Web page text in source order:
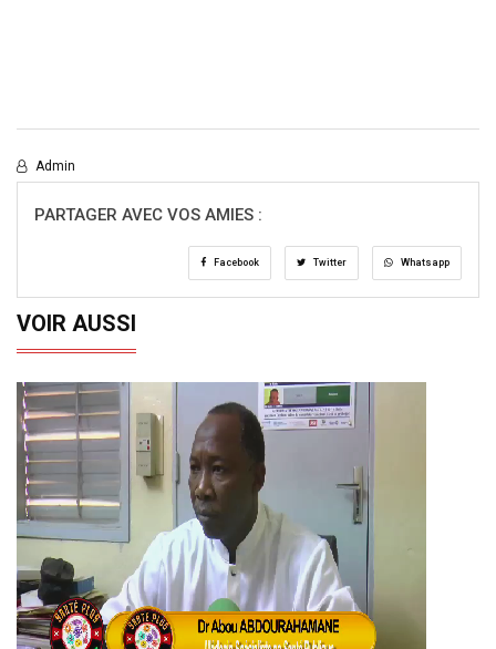
Admin
PARTAGER AVEC VOS AMIES :
Facebook Twitter Whatsapp
VOIR AUSSI